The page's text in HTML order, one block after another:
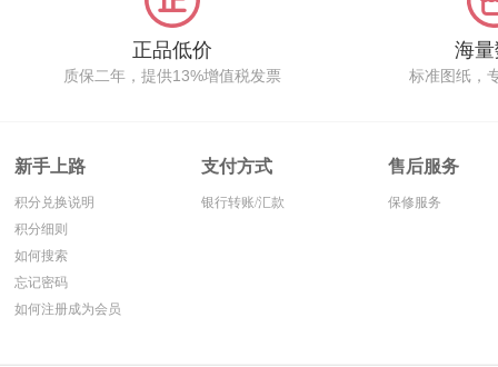
正品低价
质保二年，提供13%增值税发票
海
标准图纸，
新手上路
积分兑换说明
积分细则
如何搜索
忘记密码
如何注册成为会员
支付方式
银行转账/汇款
售后服务
保修服务